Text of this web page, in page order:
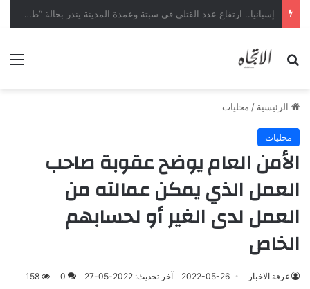
وزير الشؤون الإسلامية يوجّه بالتأكيد على الدعاة بعدم التدخل في القضايا الفكرية والفقهية والخلافات المثارة في الدول الأخرى
بحث عن
الرئيسية / محليات
محليات
الأمن العام يوضح عقوبة صاحب
العمل الذي يمكن عمالته من
العمل لدى الغير أو لحسابهم
الخاص
غرفة الاخبار 2022-05-26 آخر تحديث: 2022-05-27 0
158